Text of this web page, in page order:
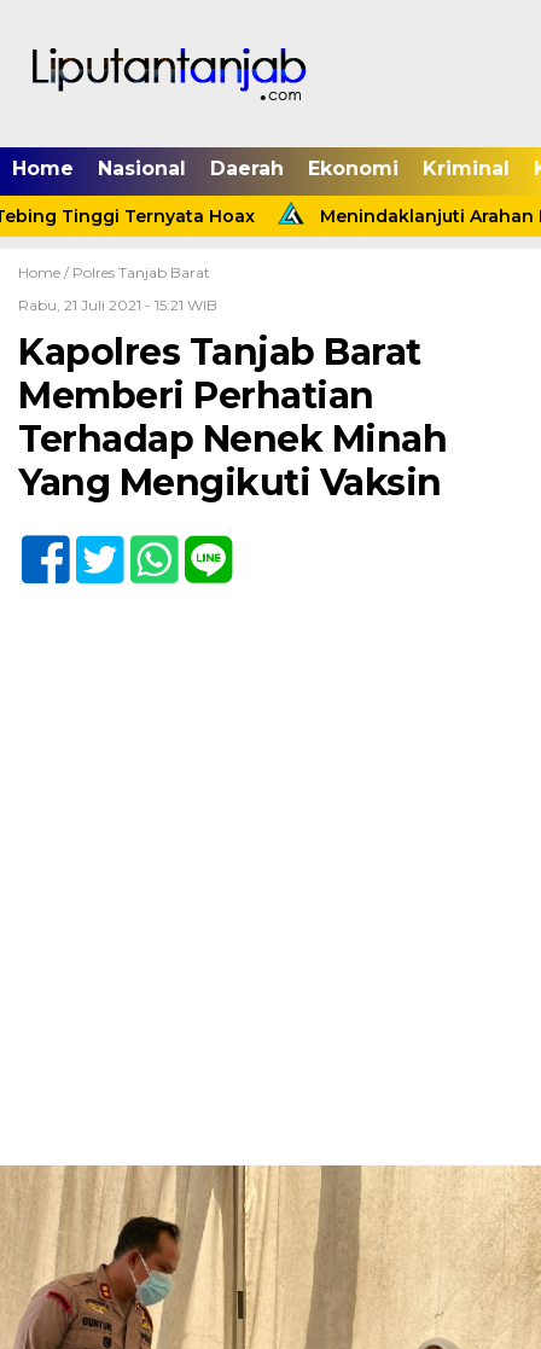
Home Nasional Daerah Ekonomi Kriminal
Tinggi Ternyata Hoax Menindaklanjuti Arahan
Home / Polres Tanjab Barat
Rabu, 21 Juli 2021 - 15:21 WIB
Kapolres Tanjab Barat
Memberi Perhatian
Terhadap Nenek Minah
Yang Mengikuti Vaksin